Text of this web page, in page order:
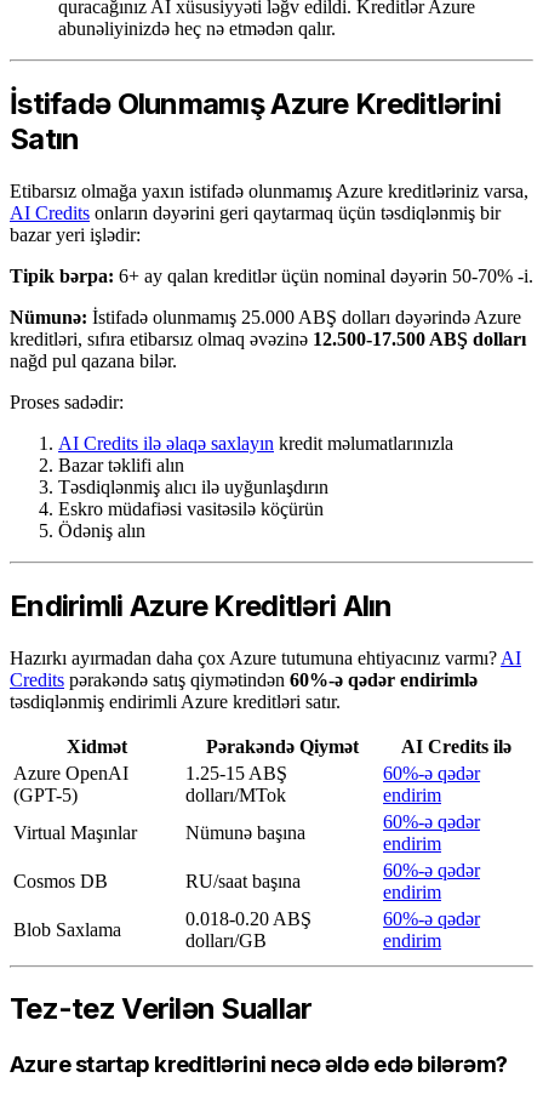
quracağınız AI xüsusiyyəti ləğv edildi. Kreditlər Azure
abunəliyinizdə heç nə etmədən qalır.
İstifadə Olunmamış Azure Kreditlərini
Satın
Etibarsız olmağa yaxın istifadə olunmamış Azure kreditləriniz varsa,
AI Credits onların dəyərini geri qaytarmaq üçün təsdiqlənmiş bir
bazar yeri işlədir:
Tipik bərpa: 6+ ay qalan kreditlər üçün nominal dəyərin 50-70% -i.
Nümunə: İstifadə olunmamış 25.000 ABŞ dolları dəyərində Azure
kreditləri, sıfıra etibarsız olmaq əvəzinə 12.500-17.500 ABŞ dolları
nağd pul qazana bilər.
Proses sadədir:
AI Credits ilə əlaqə saxlayın kredit məlumatlarınızla
Bazar təklifi alın
Təsdiqlənmiş alıcı ilə uyğunlaşdırın
Eskro müdafiəsi vasitəsilə köçürün
Ödəniş alın
Endirimli Azure Kreditləri Alın
Hazırkı ayırmadan daha çox Azure tutumuna ehtiyacınız varmı? AI
Credits pərakəndə satış qiymətindən 60%-ə qədər endirimlə
təsdiqlənmiş endirimli Azure kreditləri satır.
Xidmət Pərakəndə Qiymət
AI Credits ilə
Azure OpenAI
(GPT-5)
1.25-15 ABŞ
dolları/MTok
60%-ə qədər
endirim
Virtual Maşınlar
Nümunə başına
60%-ə qədər
endirim
Cosmos DB
RU/saat başına
60%-ə qədər
endirim
Blob Saxlama
0.018-0.20 ABŞ
dolları/GB
60%-ə qədər
endirim
Tez-tez Verilən Suallar
Azure startap kreditlərini necə əldə edə bilərəm?